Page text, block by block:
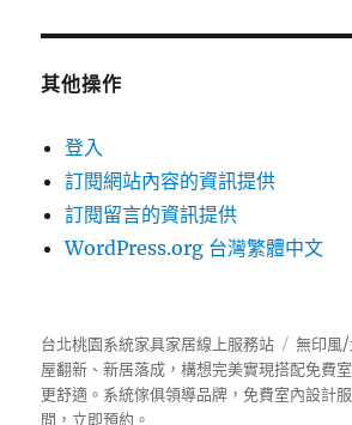
其他操作
登入
訂閱網站內容的資訊提供
訂閱留言的資訊提供
WordPress.org 台灣繁體中文
台北桃園系統家具家居線上服務站
無印風/
屋翻新、新居落成，構想完美實現搭配免費
更舒適。 系統傢俱領導品牌，免費室內設計
間，立即預約。